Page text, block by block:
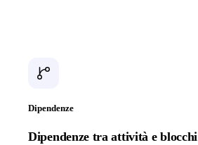
Dipendenze
Dipendenze tra attività e blocchi